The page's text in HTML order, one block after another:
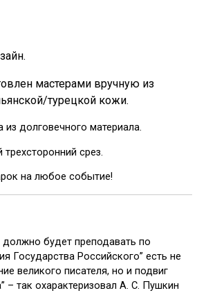
мастерами вручную из
турецкой кожи.
долговечного материала.
срез.
на любое событие!
будет преподавать по
Государства Российского” есть не
великого писателя, но и подвиг
– так охарактеризовал А. С. Пушкин